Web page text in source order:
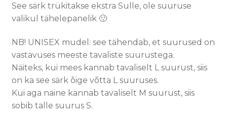
See särk trükitakse ekstra Sulle, ole suuruse
valikul tähelepanelik 🙂
NB! UNISEX mudel: see tähendab, et suurused on
vastavuses meeste tavaliste suurustega.
Näiteks, kui mees kannab tavaliselt L suurust, siis
on ka see särk õige võtta L suuruses.
Kui aga naine kannab tavaliselt M suurust, siis
sobib talle suurus S.